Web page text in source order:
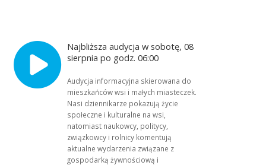
Najbliższa audycja w sobotę, 08
sierpnia po godz. 06:00
Audycja informacyjna skierowana do
mieszkańców wsi i małych miasteczek.
Nasi dziennikarze pokazują życie
społeczne i kulturalne na wsi,
natomiast naukowcy, politycy,
związkowcy i rolnicy komentują
aktualne wydarzenia związane z
gospodarką żywnościową i